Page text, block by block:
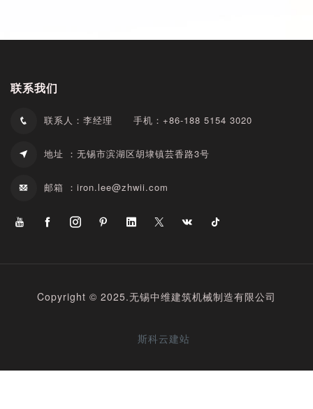
联系我们
联系人：李经理 手机：+86-188 5154 3020
地址 ：无锡市滨湖区胡埭镇芸香路3号
邮箱 ： iron.lee@zhwii.com
Copyright © 2025.无锡中维建筑机械制造有限公司
斯科云建站